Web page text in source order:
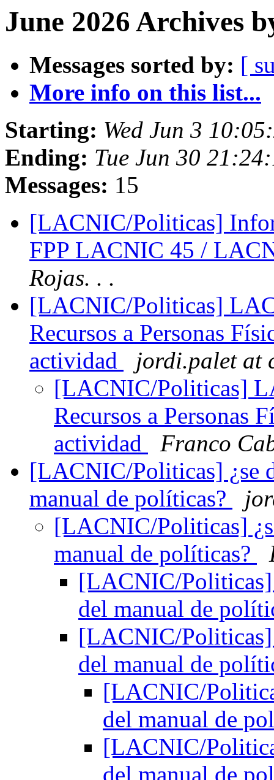
June 2026 Archives
Messages sorted by: [
More info on this list...
Starting: Wed Jun 3
Ending: Tue Jun 30
Messages: 15
[LACNIC/Politicas]
FPP LACNIC 45 /
Rojas. . .
[LACNIC/Politicas]
Recursos a Personas
actividad
jordi.palet at
[LACNIC/Politicas]
Recursos a Personas
actividad
Franco
[LACNIC/Politicas] ¿se
manual de políticas?
[LACNIC/Politicas]
manual de políticas?
[LACNIC/Politicas]
del manual de
[LACNIC/Politicas]
del manual de
[LACNIC/
del manual de
[LACNIC/
del manual de